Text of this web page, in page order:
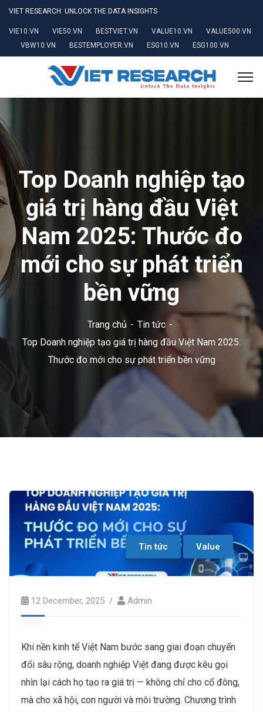
VIET RESEARCH: UNLOCK THE DATA INSIGHTS
VIE10.VN VIE50.VN BESTVIET.VN VALUE10.VN
VALUE500.VN
VBW10.VN
BESTEMPLOYER.VN ESG10.VN ESG100.VN
Top Doanh nghiệp tạo
giá trị hàng đầu Việt
Nam 2025: Thước đo
mới cho sự phát triển
bền vững
Trang chủ
Tin tức
Top Doanh nghiệp tạo giá trị hàng đầu Việt Nam 2025:
Thước đo mới cho sự phát triển bền vững
Tin tức Value
12 December, 2025 Admin
Khi nền kinh tế Việt Nam bước sang giai đoạn chuyển
đổi sâu rộng, doanh nghiệp Việt đang được kêu gọi
nhìn lại cách họ tạo ra giá trị — không chỉ cho cổ đông,
mà cho xã hội, con người và môi trường. Chương trình